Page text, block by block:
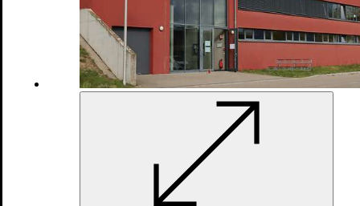
Wenn einer Ihrer Kameraden verwundet wird,
zählt Ihre Leistungsfähigkeit. Sie werden in
Erster Hilfe ausgebildet und lernen dabei
verschiedene Rettungsgriffe kennen.
Bundeswehr/Deutsch-Französisches